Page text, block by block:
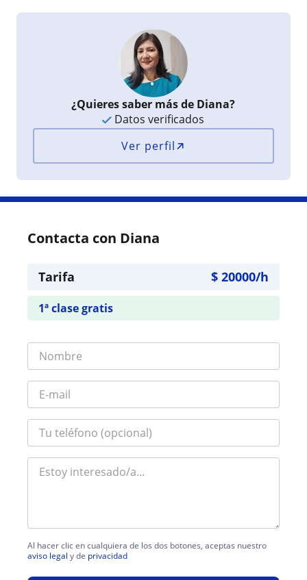
¿Quieres saber más de Diana?
Datos verificados
Ver perfil
Contacta con Diana
Tarifa $ 20000/h
1ª clase gratis
Al hacer clic en cualquiera de los dos botones, aceptas nuestro
aviso legal y de privacidad